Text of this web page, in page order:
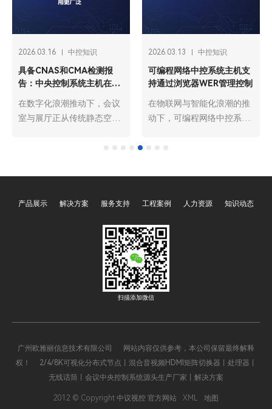
2026.03.16 中控知识
具备CNAS和CMA检测报
告：中央控制系统主机在会
在数字化浪潮推动下，会议
室与展厅正从传统静态空间
优势，成为两大场景的必备
合格评定国家认可委员会）
重检测报告的中央控制系统
主机，因在质量、性能、合
规性上更具保障，已成为市
场主流选择，使用范围远超
普通无认证产品，深度赋能
式展示。
2026.03.13 中控知识
可编程网络中控系统主机支
持通过浏览器WER管理控制
在物联网与智能化浪潮的推
动下，可编程网络中控系统
协同、指令下发、状态监控
过浏览器WEB管理控制是该
打破了传统C/S架构的操作
局限，依托B/S架构的优
势，实现了跨终端、跨地域
的便捷管控，大幅降低了操
作门槛，提升了系统运维效
的重要技术支撑。
产品展示 解决方案 服务支持 工程案例 人力资源 知识动态
扫描添加微信
广州欧雅丽信息技术有限公司 网站内容仅供参考，本公司保留最终解释
权！ 2/4/8K可视化分布式节点丨混合音视频HDMI矩阵切换器丨处理器丨
无线话筒丨会议中央控制系统源头生产厂家丨解决方案
2012 © Copyright 中议视控 官方网站 XML
地图